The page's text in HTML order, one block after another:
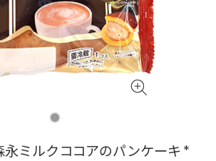
ミルクココアのパンケーキ *